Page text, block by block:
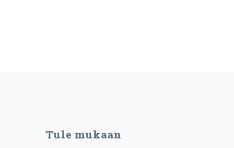
Tule mukaan